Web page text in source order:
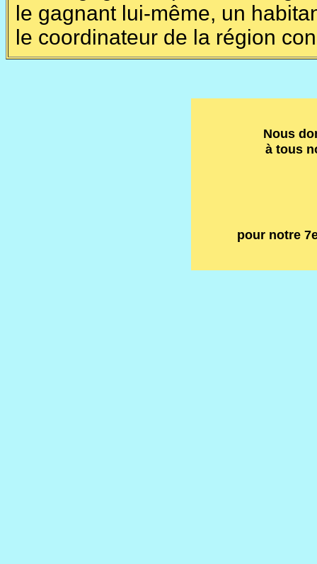
le gagnant lui-même, un
le coordinateur de la région
Nous
à tous
pour notre